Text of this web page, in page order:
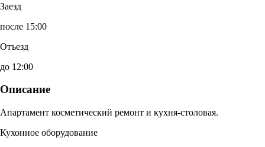
Заезд
после 15:00
Отъезд
до 12:00
Описание
Апартамент косметический ремонт и кухня-столовая.
Кухонное оборудование